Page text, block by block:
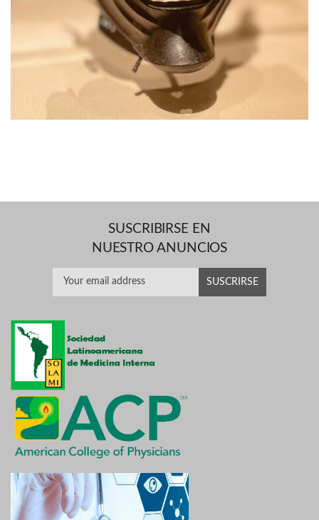
SUSCRIBIRSE EN
NUESTRO ANUNCIOS